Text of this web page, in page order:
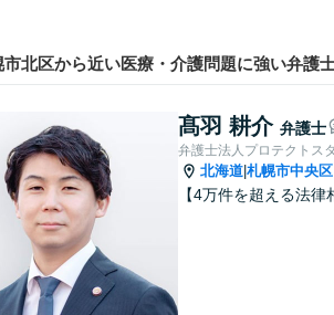
市北区から近い医療・介護問題に強い弁護
髙羽 耕介 弁護士
弁護士法人プロテクトス
北海道 札幌市中央区
【4万件を超える法